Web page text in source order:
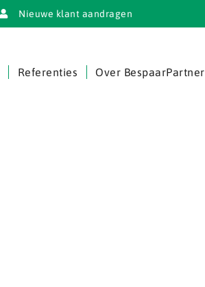
Nieuwe klant aandragen
Referenties Over BespaarPartner